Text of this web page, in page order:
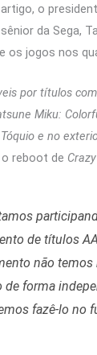
k
o
da Sega,
os jogos nos
​​por títulos
Miku:
e no
reboot de
de títulos
não
de forma
fazê-lo no